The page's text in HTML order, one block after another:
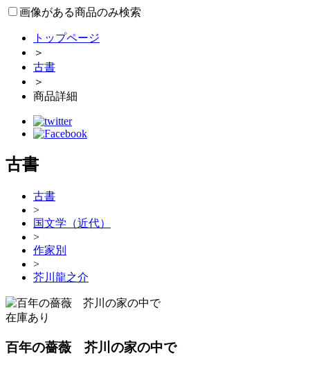
画像がある商品のみ検索
トップページ
＞
古書
＞
商品詳細
古書
古書
>
国文学（近代）
>
作家別
>
芥川龍之介
在庫あり
百年の薔薇 芥川の家の中で